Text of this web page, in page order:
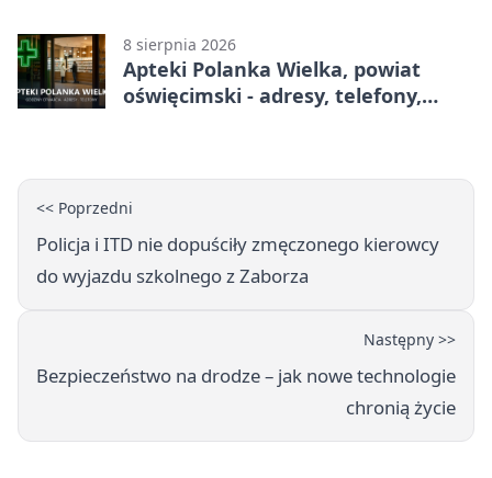
8 sierpnia 2026
Apteki Polanka Wielka, powiat
oświęcimski - adresy, telefony,
<< Poprzedni
Policja i ITD nie dopuściły zmęczonego kierowcy
do wyjazdu szkolnego z Zaborza
Następny >>
Bezpieczeństwo na drodze – jak nowe technologie
chronią życie